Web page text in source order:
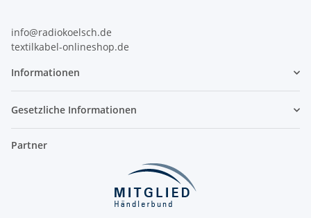
info@radiokoelsch.de
textilkabel-onlineshop.de
Informationen
Gesetzliche Informationen
Partner